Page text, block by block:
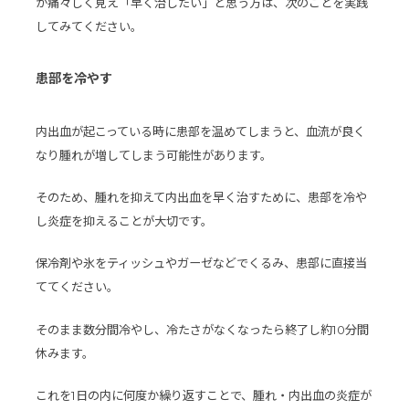
してみてください。
患部を冷やす
内出血が起こっている時に患部を温めてしまうと、血流が良く
なり腫れが増してしまう可能性があります。
そのため、腫れを抑えて内出血を早く治すために、患部を冷や
し炎症を抑えることが大切です。
保冷剤や氷をティッシュやガーゼなどでくるみ、患部に直接当
ててください。
そのまま数分間冷やし、冷たさがなくなったら終了し約10分間
休みます。
これを1日の内に何度か繰り返すことで、腫れ・内出血の炎症が